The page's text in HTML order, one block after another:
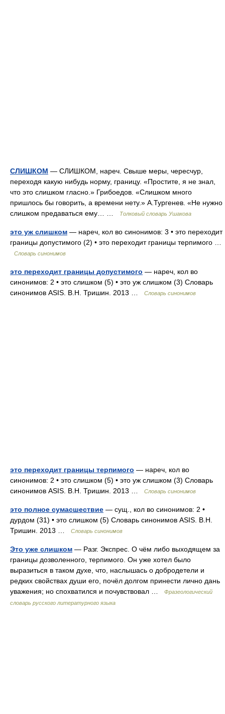
СЛИШКОМ — СЛИШКОМ, нареч. Свыше меры, чересчур,
переходя какую нибудь норму, границу. «Простите, я не знал,
что это слишком гласно.» Грибоедов. «Слишком много
пришлось бы говорить, а времени нету.» А.Тургенев. «Не нужно
слишком предаваться ему… …
Толковый словарь Ушакова
это уж слишком — нареч, кол во синонимов: 3 • это переходит
границы допустимого (2) • это переходит границы терпимого …
Словарь синонимов
это переходит границы допустимого — нареч, кол во
синонимов: 2 • это слишком (5) • это уж слишком (3) Словарь
синонимов ASIS. В.Н. Тришин. 2013 …
Словарь синонимов
это переходит границы терпимого — нареч, кол во
синонимов: 2 • это слишком (5) • это уж слишком (3) Словарь
синонимов ASIS. В.Н. Тришин. 2013 …
Словарь синонимов
это полное сумасшествие — сущ., кол во синонимов: 2 •
дурдом (31) • это слишком (5) Словарь синонимов ASIS. В.Н.
Тришин. 2013 …
Словарь синонимов
Это уже слишком — Разг. Экспрес. О чём либо выходящем за
границы дозволенного, терпимого. Он уже хотел было
выразиться в таком духе, что, наслышась о добродетели и
редких свойствах души его, почёл долгом принести лично дань
уважения; но спохватился и почувствовал …
Фразеологический
словарь русского литературного языка